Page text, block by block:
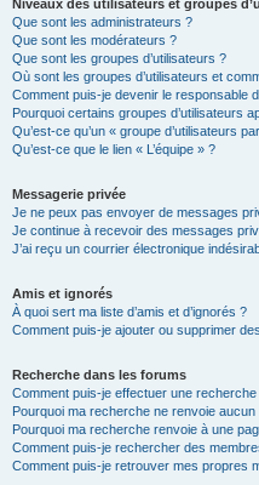
Niveaux des utilisateurs et groupes
Que sont les administrateurs ?
Que sont les modérateurs ?
Que sont les groupes d’utilisateurs ?
Où sont les groupes d’utilisateurs et
Comment puis-je devenir le responsable
Pourquoi certains groupes d’utilisateurs
Qu’est-ce qu’un « groupe d’utilisateurs
Qu’est-ce que le lien « L’équipe » ?
Messagerie privée
Je ne peux pas envoyer de messages
Je continue à recevoir des messages
J’ai reçu un courrier électronique
Amis et ignorés
À quoi sert ma liste d’amis et d’ignorés ?
Comment puis-je ajouter ou supprimer
Recherche dans les forums
Comment puis-je effectuer une
Pourquoi ma recherche ne renvoie aucun
Pourquoi ma recherche renvoie à une
Comment puis-je rechercher des
Comment puis-je retrouver mes propres